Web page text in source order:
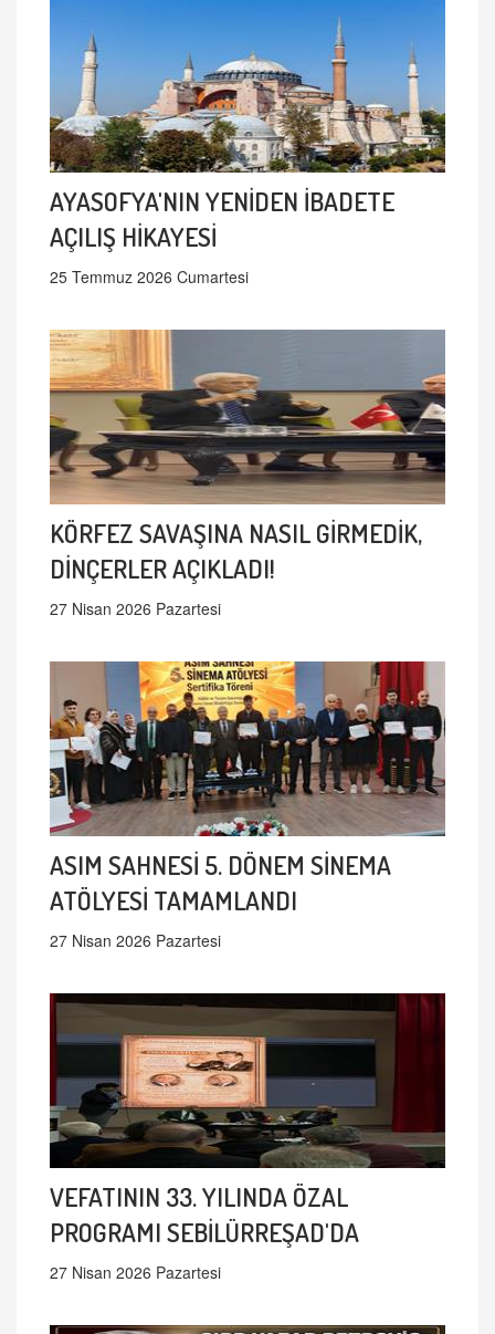
AYASOFYA'NIN YENİDEN İBADETE
AÇILIŞ HİKAYESİ
25 Temmuz 2026 Cumartesi
KÖRFEZ SAVAŞINA NASIL GİRMEDİK,
DİNÇERLER AÇIKLADI!
27 Nisan 2026 Pazartesi
ASIM SAHNESİ 5. DÖNEM SİNEMA
ATÖLYESİ TAMAMLANDI
27 Nisan 2026 Pazartesi
VEFATININ 33. YILINDA ÖZAL
PROGRAMI SEBİLÜRREŞAD'DA
27 Nisan 2026 Pazartesi